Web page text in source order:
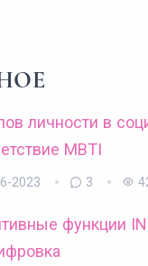
личности в
MBTI
2023 3
функции